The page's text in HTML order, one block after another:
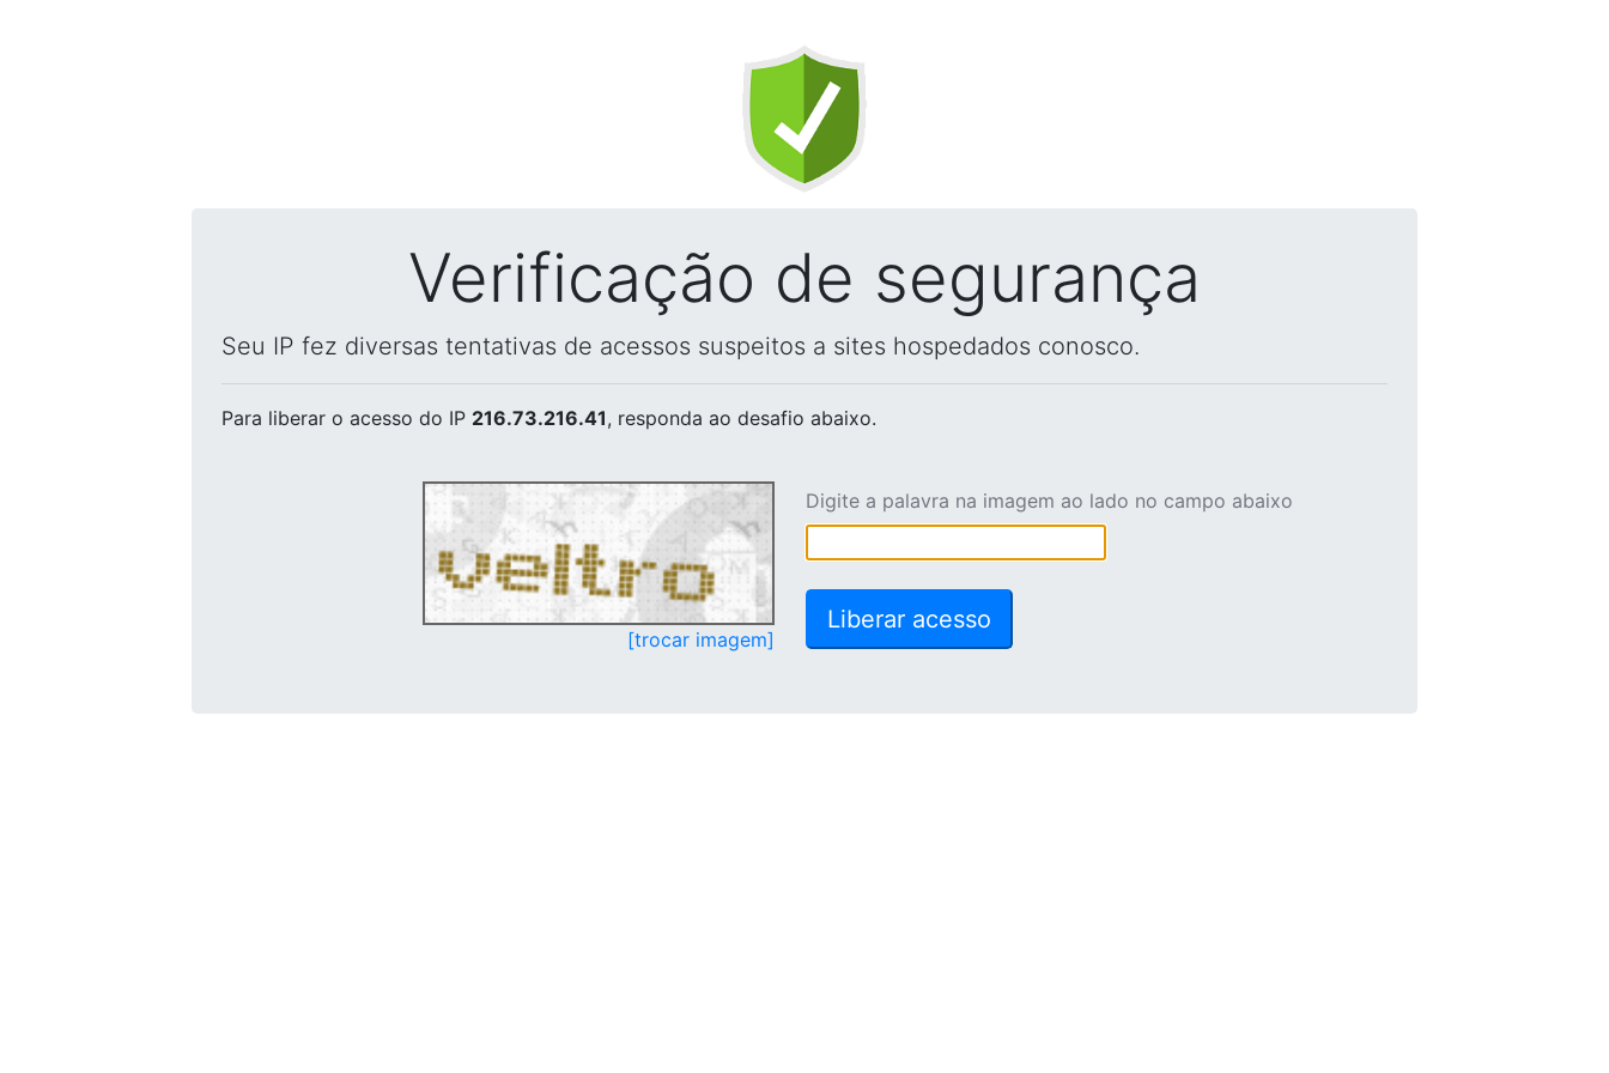
Verificação de segurança
Seu IP fez diversas tentativas de acessos suspeitos a sites hospedados conosco.
Para liberar o acesso do IP 216.73.216.41, responda ao desafio abaixo.
[trocar imagem]
Digite a palavra na imagem ao lado no campo abaixo